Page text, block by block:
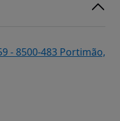
- 8500-483 Portimão,